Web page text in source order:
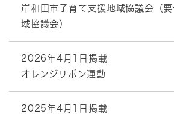
岸和田市子育て支援地域協議会（
域協議会）
2026年4月1日掲載
オレンジリボン運動
2025年4月1日掲載